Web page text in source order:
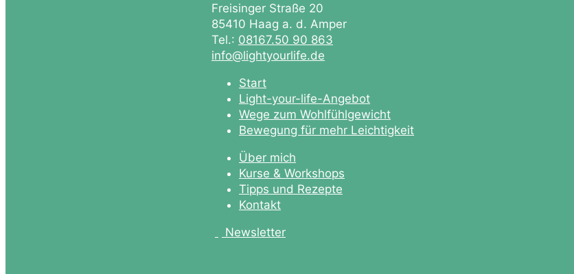
Freisinger Straße 20
85410 Haag a. d. Amper
Tel.: 08167.50 90 863
info@lightyourlife.de
Start
Light-your-life-Angebot
Wege zum Wohlfühlgewicht
Bewegung für mehr Leichtigkeit
Über mich
Kurse & Workshops
Tipps und Rezepte
Kontakt
Newsletter